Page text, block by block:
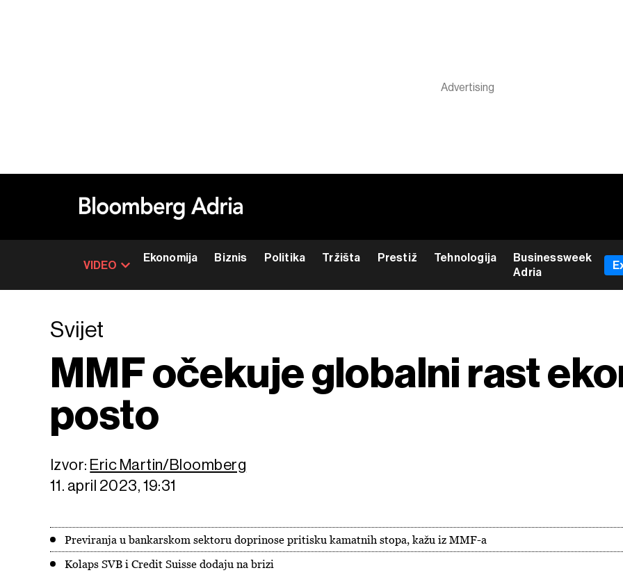
VIDEO
Ekonomija Biznis Politika Tržišta Prestiž Tehnologija
Businessweek
Adria
Svijet
MMF očekuje globalni rast
posto
Izvor: Eric Martin/Bloomberg
11. april 2023, 19:31
Previranja u bankarskom sektoru doprinose pritisku kamatnih stopa, kažu iz MMF-a
Kolaps SVB i Credit Suisse dodaju na brizi